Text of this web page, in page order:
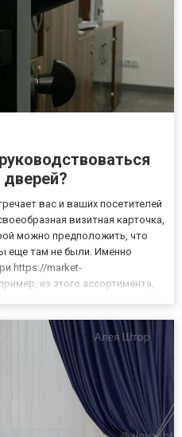
вас и ваших посетителей
визитная карточка,
можно предположить, что
еще там не были. Именно
https://market-
из этого ассортимента,